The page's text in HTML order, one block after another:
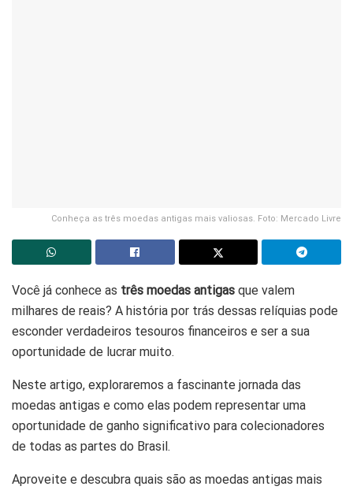
Conheça as três moedas antigas mais valiosas. Foto: Mercado Livre
Você já conhece as três moedas antigas que valem
milhares de reais? A história por trás dessas relíquias pode
esconder verdadeiros tesouros financeiros e ser a sua
oportunidade de lucrar muito.
Neste artigo, exploraremos a fascinante jornada das
moedas antigas e como elas podem representar uma
oportunidade de ganho significativo para colecionadores
de todas as partes do Brasil.
Aproveite e descubra quais são as moedas antigas mais